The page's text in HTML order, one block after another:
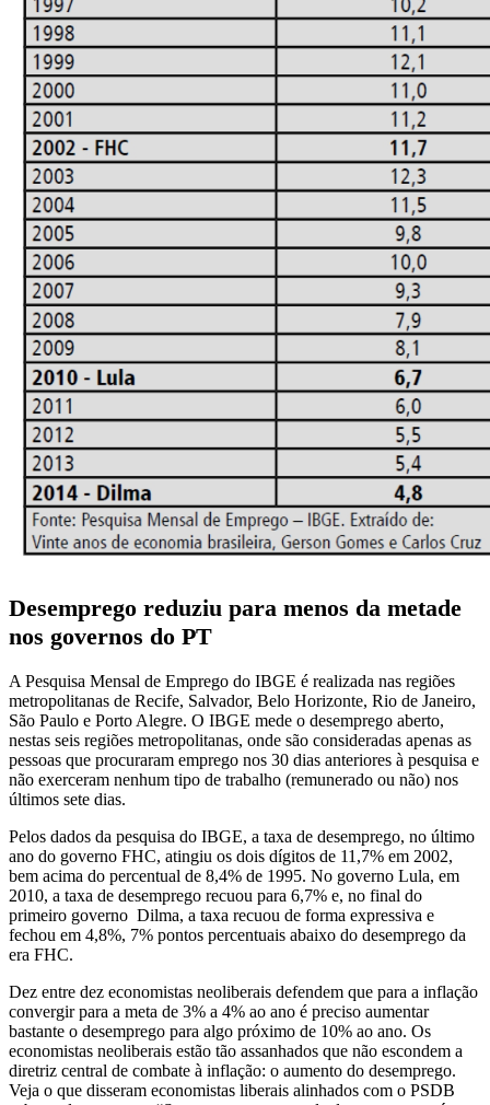
Desemprego reduziu para menos da metade
nos governos do PT
A Pesquisa Mensal de Emprego do IBGE é realizada nas regiões
metropolitanas de Recife, Salvador, Belo Horizonte, Rio de Janeiro,
São Paulo e Porto Alegre. O IBGE mede o desemprego aberto,
nestas seis regiões metropolitanas, onde são consideradas apenas as
pessoas que procuraram emprego nos 30 dias anteriores à pesquisa e
não exerceram nenhum tipo de trabalho (remunerado ou não) nos
últimos sete dias.
Pelos dados da pesquisa do IBGE, a taxa de desemprego, no último
ano do governo FHC, atingiu os dois dígitos de 11,7% em 2002,
bem acima do percentual de 8,4% de 1995. No governo Lula, em
2010, a taxa de desemprego recuou para 6,7% e, no final do
primeiro governo Dilma, a taxa recuou de forma expressiva e
fechou em 4,8%, 7% pontos percentuais abaixo do desemprego da
era FHC.
Dez entre dez economistas neoliberais defendem que para a inflação
convergir para a meta de 3% a 4% ao ano é preciso aumentar
bastante o desemprego para algo próximo de 10% ao ano. Os
economistas neoliberais estão tão assanhados que não escondem a
diretriz central de combate à inflação: o aumento do desemprego.
Veja o que disseram economistas liberais alinhados com o PSDB